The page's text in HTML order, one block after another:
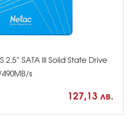
2.5” SATA III Solid State Drive
490MB/s
127,13 лв.